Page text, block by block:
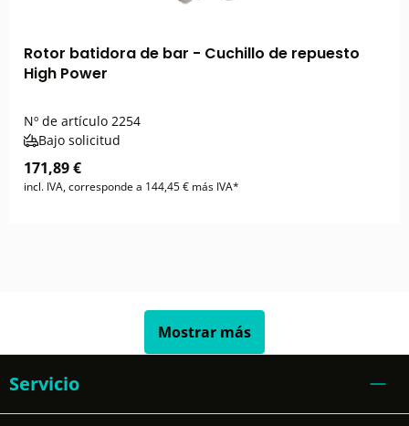
Rotor batidora de bar - Cuchillo de repuesto
High Power
Nº de artículo 2254
Bajo solicitud
171,89 €
incl. IVA, corresponde a 144,45 € más IVA*
Mostrar más
Servicio